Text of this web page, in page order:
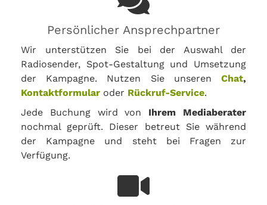
Persönlicher Ansprechpartner
Wir unterstützen Sie bei der Auswahl der
Radiosender, Spot-Gestaltung und Umsetzung
der Kampagne. Nutzen Sie unseren Chat,
Kontaktformular oder Rückruf-Service.
Jede Buchung wird von Ihrem Mediaberater
nochmal geprüft. Dieser betreut Sie während
der Kampagne und steht bei Fragen zur
Verfügung.